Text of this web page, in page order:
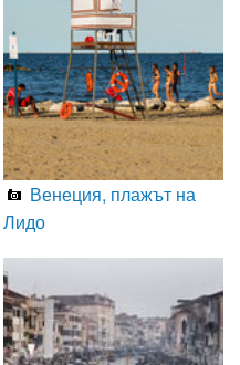
Венеция, плажът на
Лидо